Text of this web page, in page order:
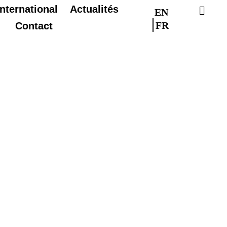
Actualités
Contact
EN
FR